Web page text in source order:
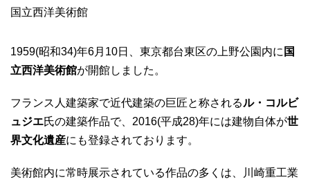
国立西洋美術館
1959(昭和34)年6月10日、東京都台東区の上野公園内に 国
立西洋美術館が開館しました。
フランス人建築家で近代建築の巨匠と称されるル・コルビ
ュジエ氏の建築作品で、2016(平成28)年には建物自体が世
界文化遺産にも登録されております。
美術館内に常時展示されている作品の多くは、川崎重工業